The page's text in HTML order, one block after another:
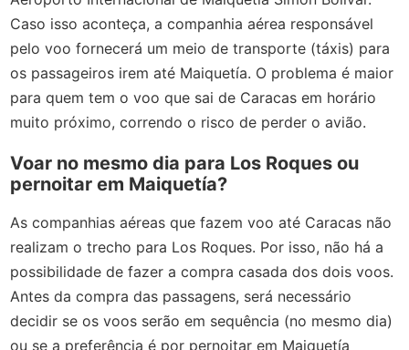
Caso isso aconteça, a companhia aérea responsável
pelo voo fornecerá um meio de transporte (táxis) para
os passageiros irem até Maiquetía. O problema é maior
para quem tem o voo que sai de Caracas em horário
muito próximo, correndo o risco de perder o avião.
Voar no mesmo dia para Los Roques ou
pernoitar em Maiquetía?
As companhias aéreas que fazem voo até Caracas não
realizam o trecho para Los Roques. Por isso, não há a
possibilidade de fazer a compra casada dos dois voos.
Antes da compra das passagens, será necessário
decidir se os voos serão em sequência (no mesmo dia)
ou se a preferência é por pernoitar em Maiquetía